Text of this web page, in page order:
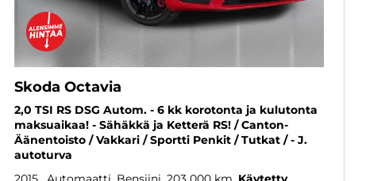
Skoda Octavia
2,0 TSI RS DSG Autom. - 6 kk korotonta ja kulutonta
maksuaikaa! - Sähäkkä ja Ketterä RS! / Canton-
Äänentoisto / Vakkari / Sportti Penkit / Tutkat / - J.
autoturva